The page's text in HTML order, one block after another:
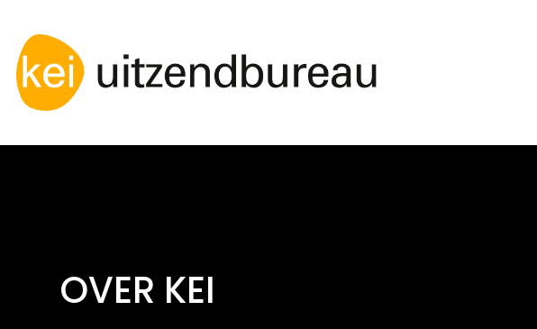
OVER KEI